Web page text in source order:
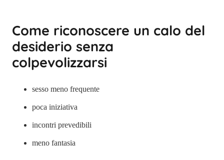
Come riconoscere un calo del
desiderio senza
colpevolizzarsi
sesso meno frequente
poca iniziativa
incontri prevedibili
meno fantasia